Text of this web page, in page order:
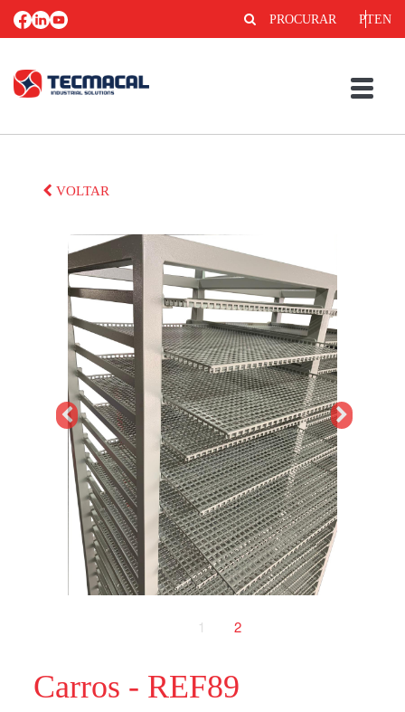
EN
PT
PROCURAR
VOLTAR
1 2
Carros - REF89